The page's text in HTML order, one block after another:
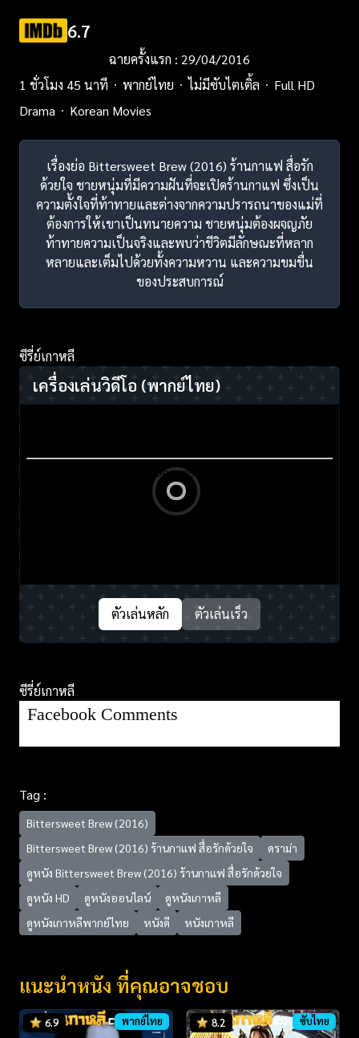
6.7
ฉายครั้งแรก : 29/04/2016
1 ชั่วโมง 45 นาที
พากย์ไทย ไม่มีซับไตเติ้ล
Full HD
Drama
Korean Movies
เรื่องย่อ Bittersweet Brew (2016) ร้านกาแฟ สื่อรัก
ด้วยใจ ชายหนุ่มที่มีความฝันที่จะเปิดร้านกาแฟ ซึ่งเป็น
ความตั้งใจที่ท้าทายและต่างจากความปรารถนาของแม่ที่
ต้องการให้เขาเป็นทนายความ ชายหนุ่มต้องผจญภัย
ท้าทายความเป็นจริงและพบว่าชีวิตมีลักษณะที่หลาก
หลายและเต็มไปด้วยทั้งความหวาน และความขมขื่น
ของประสบการณ์
ซีรี่ย์เกาหลี
เครื่องเล่นวิดีโอ (พากย์ไทย)
ตัวเล่นหลัก ตัวเล่นเร็ว
ซีรี่ย์เกาหลี
Facebook Comments
Tag :
Bittersweet Brew (2016)
Bittersweet Brew (2016) ร้านกาแฟ สื่อรักด้วยใจ
ดราม่า
ดูหนัง Bittersweet Brew (2016) ร้านกาแฟ สื่อรักด้วยใจ
ดูหนัง HD
ดูหนังออนไลน์
ดูหนังเกาหลี
ดูหนังเกาหลีพากย์ไทย
หนังดี หนังเกาหลี
แนะนำหนัง ที่คุณอาจชอบ
6.9 พากย์ไทย 8.2 ซับไทย